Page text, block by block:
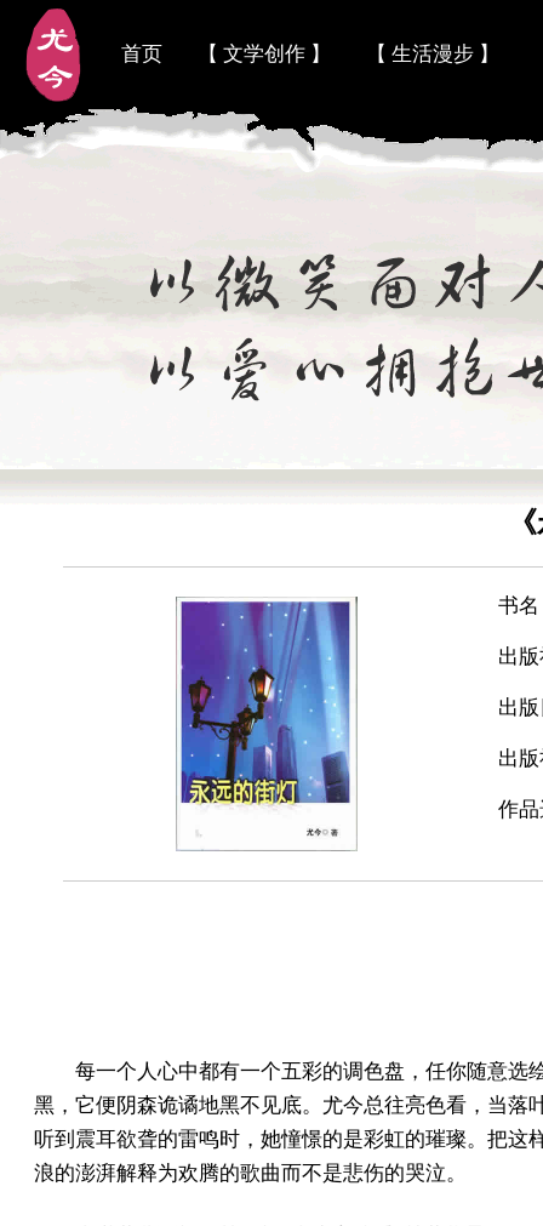
首页 【 文学创作 】 【 生活漫步 】
书
出
出
出
作
每一个人心中都有一个五彩的调色盘，任你随意选
黑，它便阴森诡谲地黑不见底。尤今总往亮色看，当
听到震耳欲聋的雷鸣时，她憧憬的是彩虹的璀璨。把
浪的澎湃解释为欢腾的歌曲而不是悲伤的哭泣。